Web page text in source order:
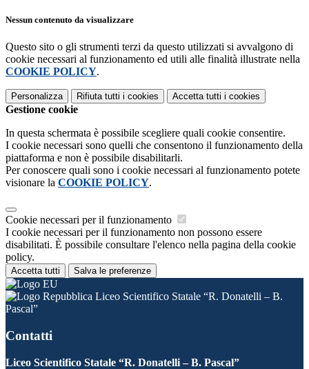
Nessun contenuto da visualizzare
Questo sito o gli strumenti terzi da questo utilizzati si avvalgono di
cookie necessari al funzionamento ed utili alle finalità illustrate nella
COOKIE POLICY.
Personalizza Rifiuta tutti i cookies Accetta tutti i cookies
Gestione cookie
In questa schermata è possibile scegliere quali cookie consentire.
I cookie necessari sono quelli che consentono il funzionamento della
piattaforma e non è possibile disabilitarli.
Per conoscere quali sono i cookie necessari al funzionamento potete
visionare la COOKIE POLICY.
Cookie necessari per il funzionamento
I cookie necessari per il funzionamento non possono essere
disabilitati. È possibile consultare l'elenco nella pagina della cookie
policy.
Accetta tutti Salva le preferenze
Liceo Scientifico Statale “R. Donatelli – B.
Pascal”
Contatti
Liceo Scientifico Statale “R. Donatelli – B. Pascal”